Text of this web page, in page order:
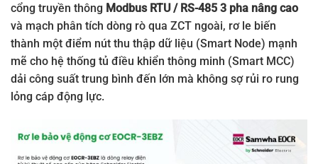
cổng truyền thông Modbus RTU / RS-485 3 pha nâng cao
và mạch phân tích dòng rò qua ZCT ngoài, rơ le biến
thành một điểm nút thu thập dữ liệu (Smart Node) mạnh
mẽ cho hệ thống tủ điều khiển thông minh (Smart MCC)
dải công suất trung bình đến lớn mà không sợ rủi ro rung
lỏng cáp động lực.